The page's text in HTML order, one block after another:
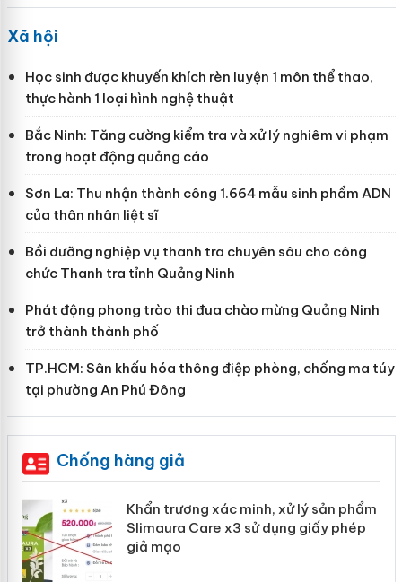
Xã hội
Học sinh được khuyến khích rèn luyện 1 môn thể thao,
thực hành 1 loại hình nghệ thuật
Bắc Ninh: Tăng cường kiểm tra và xử lý nghiêm vi phạm
trong hoạt động quảng cáo
Sơn La: Thu nhận thành công 1.664 mẫu sinh phẩm ADN
của thân nhân liệt sĩ
Bồi dưỡng nghiệp vụ thanh tra chuyên sâu cho công
chức Thanh tra tỉnh Quảng Ninh
Phát động phong trào thi đua chào mừng Quảng Ninh
trở thành thành phố
TP.HCM: Sân khấu hóa thông điệp phòng, chống ma túy
tại phường An Phú Đông
Chống hàng giả
Khẩn trương xác minh, xử lý sản phẩm
Slimaura Care x3 sử dụng giấy phép
giả mạo